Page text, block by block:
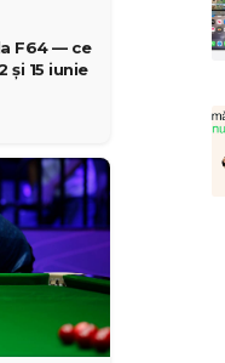
F64 — ce
și 15 iunie